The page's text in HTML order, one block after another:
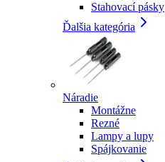
Stahovací pásky
Ďalšia kategória
Náradie
Montážne
Rezné
Lampy a lupy
Spájkovanie